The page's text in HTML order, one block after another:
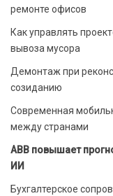
ремонте офисов
Как управлять
вывоза мусора
Демонтаж при
созиданию
Современная
между странами
ABB повышает
ИИ
Бухгалтерское